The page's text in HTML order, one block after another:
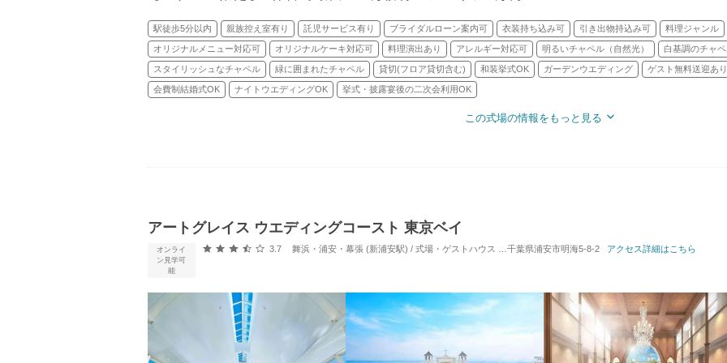
駅徒歩5分以内 親族控え室有り 託児サービス有り ブライダルローン案内可 衣装持ち込み可 引き出物持込み可 料理ジャンル
オリジナルメニュー対応可 オリジナルケーキ対応可 料理演出あり アレルギー対応可 明るいチャペル（自然光） 白基調のチャ
スタイリッシュなチャペル 緑に囲まれたチャペル 貸切(フロア貸切含む) 和装挙式OK ガーデンウエディング ゲスト無料送迎あり
会費制結婚式OK ナイトウエディングOK 挙式・披露宴後の二次会利用OK
この式場の情報をもっと見る
アートグレイス ウエディングコースト 東京ベイ
オンライ
ン見学可
能
口コミ評価
3.7 舞浜・浦安・幕張 (新浦安駅) / 式場・ゲストハウス 対応人数: 着席：2名 ～ 170名 挙式スタイル: 教会式(キ
千葉県浦安市明海5-8-2 アクセス詳細はこちら